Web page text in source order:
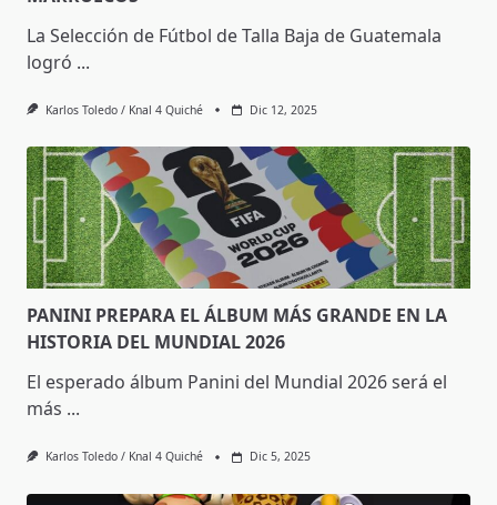
La Selección de Fútbol de Talla Baja de Guatemala
logró ...
Karlos Toledo / Knal 4 Quiché Dic 12, 2025
PANINI PREPARA EL ÁLBUM MÁS GRANDE EN LA
HISTORIA DEL MUNDIAL 2026
El esperado álbum Panini del Mundial 2026 será el
más ...
Karlos Toledo / Knal 4 Quiché Dic 5, 2025